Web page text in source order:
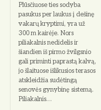
Plūsčiuose ties sodyba
pasukus per laukus į dešinę
vakarų kryptimi, yra už
300 m kairėje. Nors
piliakalnis nedidelis ir
šiandien iš pirmo žvilgsnio
gali priminti paprastą kalvą,
jo šlaituose išlikusios terasos
atskleidžia sudėtingą
senovės gynybinę sistemą.
Piliakalnis…